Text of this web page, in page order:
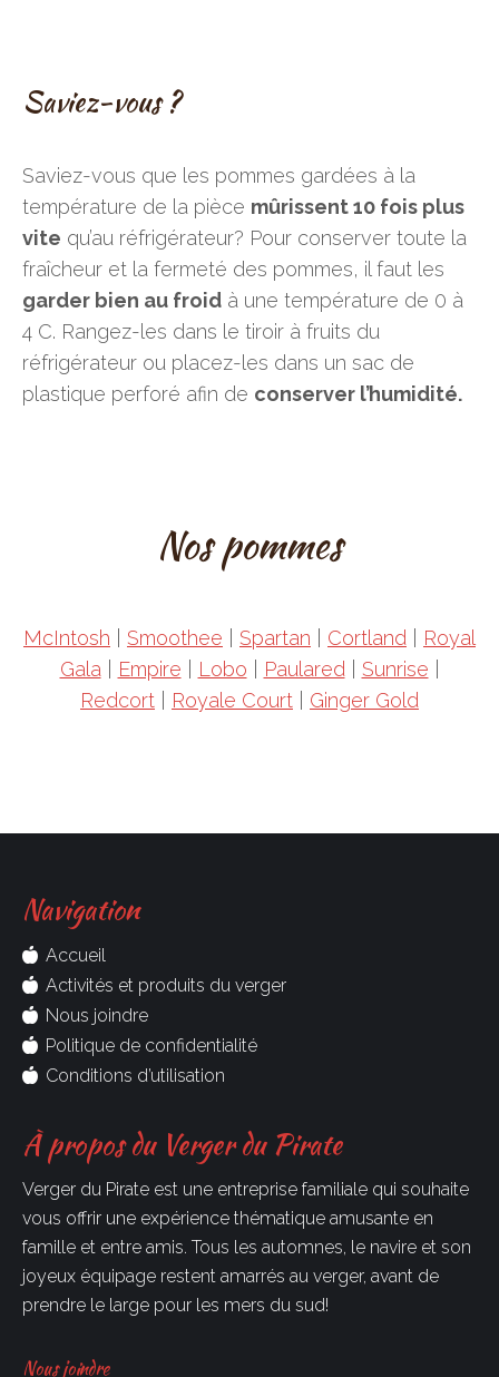
Saviez-vous ?
Saviez-vous que les pommes gardées à la
température de la pièce mûrissent 10 fois plus
vite qu’au réfrigérateur? Pour conserver toute la
fraîcheur et la fermeté des pommes, il faut les
garder bien au froid à une température de 0 à
4 C. Rangez-les dans le tiroir à fruits du
réfrigérateur ou placez-les dans un sac de
plastique perforé afin de conserver l’humidité.
Nos pommes
McIntosh Smoothee Spartan Cortland
Royal
Gala
Empire Lobo Paulared Sunrise
Redcort
Royale Court Ginger Gold
Navigation
Accueil
Activités et produits du verger
Nous joindre
Politique de confidentialité
Conditions d’utilisation
À propos du Verger du Pirate
Verger du Pirate est une entreprise familiale qui souhaite
vous offrir une expérience thématique amusante en
famille et entre amis. Tous les automnes, le navire et son
joyeux équipage restent amarrés au verger, avant de
prendre le large pour les mers du sud!
Nous joindre